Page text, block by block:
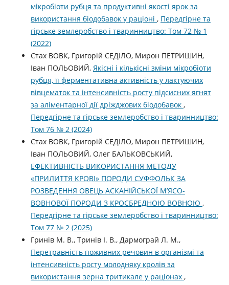
мікробіоти рубця та продуктивні якості ярок за
використання біодобавок у раціоні , Передгірне та
гірське землеробство і тваринництво: Том 72 № 1
(2022)
Стах ВОВК, Григорій СЕДІЛО, Мирон ПЕТРИШИН,
Іван ПОЛЬОВИЙ, Якісні і кількісні зміни мікробіоти
рубця, її ферментативна активність у лактуючих
вівцематок та інтенсивність росту підсисних ягнят
за аліментарної дії дріжджових біодобавок ,
Передгірне та гірське землеробство і тваринництво:
Том 76 № 2 (2024)
Стах ВОВК, Григорій СЕДІЛО, Мирон ПЕТРИШИН,
Іван ПОЛЬОВИЙ, Олег БАЛЬКОВСЬКИЙ,
ЕФЕКТИВНІСТЬ ВИКОРИСТАННЯ МЕТОДУ
«ПРИЛИТТЯ КРОВІ» ПОРОДИ СУФФОЛЬК ЗА
РОЗВЕДЕННЯ ОВЕЦЬ АСКАНІЙСЬКОЇ М’ЯСО-
ВОВНОВОЇ ПОРОДИ З КРОСБРЕДНОЮ ВОВНОЮ ,
Передгірне та гірське землеробство і тваринництво:
Том 77 № 2 (2025)
Гринів М. В., Тринів І. В., Дармограй Л. М.,
Перетравність поживних речовин в організмі та
інтенсивність росту молодняку кролів за
використання зерна тритикале у раціонах ,